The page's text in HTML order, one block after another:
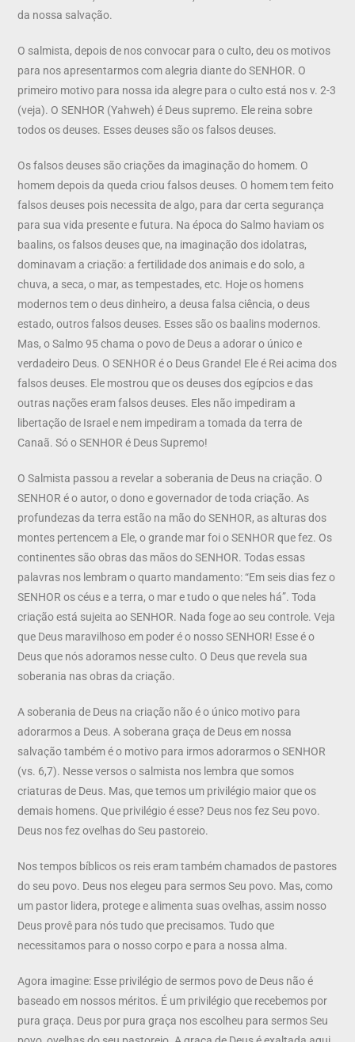
da nossa salvação.
O salmista, depois de nos convocar para o culto, deu os motivos
para nos apresentarmos com alegria diante do SENHOR. O
primeiro motivo para nossa ida alegre para o culto está nos v. 2-3
(veja). O SENHOR (Yahweh) é Deus supremo. Ele reina sobre
todos os deuses. Esses deuses são os falsos deuses.
Os falsos deuses são criações da imaginação do homem. O
homem depois da queda criou falsos deuses. O homem tem feito
falsos deuses pois necessita de algo, para dar certa segurança
para sua vida presente e futura. Na época do Salmo haviam os
baalins, os falsos deuses que, na imaginação dos idolatras,
dominavam a criação: a fertilidade dos animais e do solo, a
chuva, a seca, o mar, as tempestades, etc. Hoje os homens
modernos tem o deus dinheiro, a deusa falsa ciência, o deus
estado, outros falsos deuses. Esses são os baalins modernos.
Mas, o Salmo 95 chama o povo de Deus a adorar o único e
verdadeiro Deus. O SENHOR é o Deus Grande! Ele é Rei acima dos
falsos deuses. Ele mostrou que os deuses dos egípcios e das
outras nações eram falsos deuses. Eles não impediram a
libertação de Israel e nem impediram a tomada da terra de
Canaã. Só o SENHOR é Deus Supremo!
O Salmista passou a revelar a soberania de Deus na criação. O
SENHOR é o autor, o dono e governador de toda criação. As
profundezas da terra estão na mão do SENHOR, as alturas dos
montes pertencem a Ele, o grande mar foi o SENHOR que fez. Os
continentes são obras das mãos do SENHOR. Todas essas
palavras nos lembram o quarto mandamento: “Em seis dias fez o
SENHOR os céus e a terra, o mar e tudo o que neles há”. Toda
criação está sujeita ao SENHOR. Nada foge ao seu controle. Veja
que Deus maravilhoso em poder é o nosso SENHOR! Esse é o
Deus que nós adoramos nesse culto. O Deus que revela sua
soberania nas obras da criação.
A soberania de Deus na criação não é o único motivo para
adorarmos a Deus. A soberana graça de Deus em nossa
salvação também é o motivo para irmos adorarmos o SENHOR
(vs. 6,7). Nesse versos o salmista nos lembra que somos
criaturas de Deus. Mas, que temos um privilégio maior que os
demais homens. Que privilégio é esse? Deus nos fez Seu povo.
Deus nos fez ovelhas do Seu pastoreio.
Nos tempos bíblicos os reis eram também chamados de pastores
do seu povo. Deus nos elegeu para sermos Seu povo. Mas, como
um pastor lidera, protege e alimenta suas ovelhas, assim nosso
Deus provê para nós tudo que precisamos. Tudo que
necessitamos para o nosso corpo e para a nossa alma.
Agora imagine: Esse privilégio de sermos povo de Deus não é
baseado em nossos méritos. É um privilégio que recebemos por
pura graça. Deus por pura graça nos escolheu para sermos Seu